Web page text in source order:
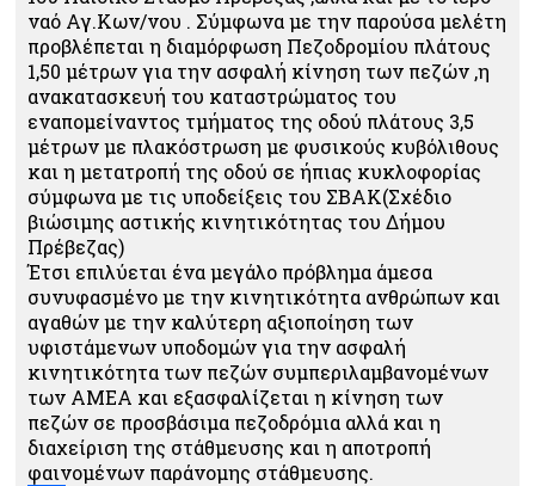
ναό Αγ.Κων/νου . Σύμφωνα με την παρούσα μελέτη
προβλέπεται η διαμόρφωση Πεζοδρομίου πλάτους
1,50 μέτρων για την ασφαλή κίνηση των πεζών ,η
ανακατασκευή του καταστρώματος του
εναπομείναντος τμήματος της οδού πλάτους 3,5
μέτρων με πλακόστρωση με φυσικούς κυβόλιθους
και η μετατροπή της οδού σε ήπιας κυκλοφορίας
σύμφωνα με τις υποδείξεις του ΣΒΑΚ(Σχέδιο
βιώσιμης αστικής κινητικότητας του Δήμου
Πρέβεζας)
Έτσι επιλύεται ένα μεγάλο πρόβλημα άμεσα
συνυφασμένο με την κινητικότητα ανθρώπων και
αγαθών με την καλύτερη αξιοποίηση των
υφιστάμενων υποδομών για την ασφαλή
κινητικότητα των πεζών συμπεριλαμβανομένων
των ΑΜΕΑ και εξασφαλίζεται η κίνηση των
πεζών σε προσβάσιμα πεζοδρόμια αλλά και η
διαχείριση της στάθμευσης και η αποτροπή
φαινομένων παράνομης στάθμευσης.